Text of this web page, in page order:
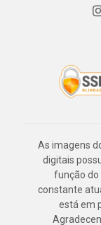
As imagens
digitais
função do
constante
está em